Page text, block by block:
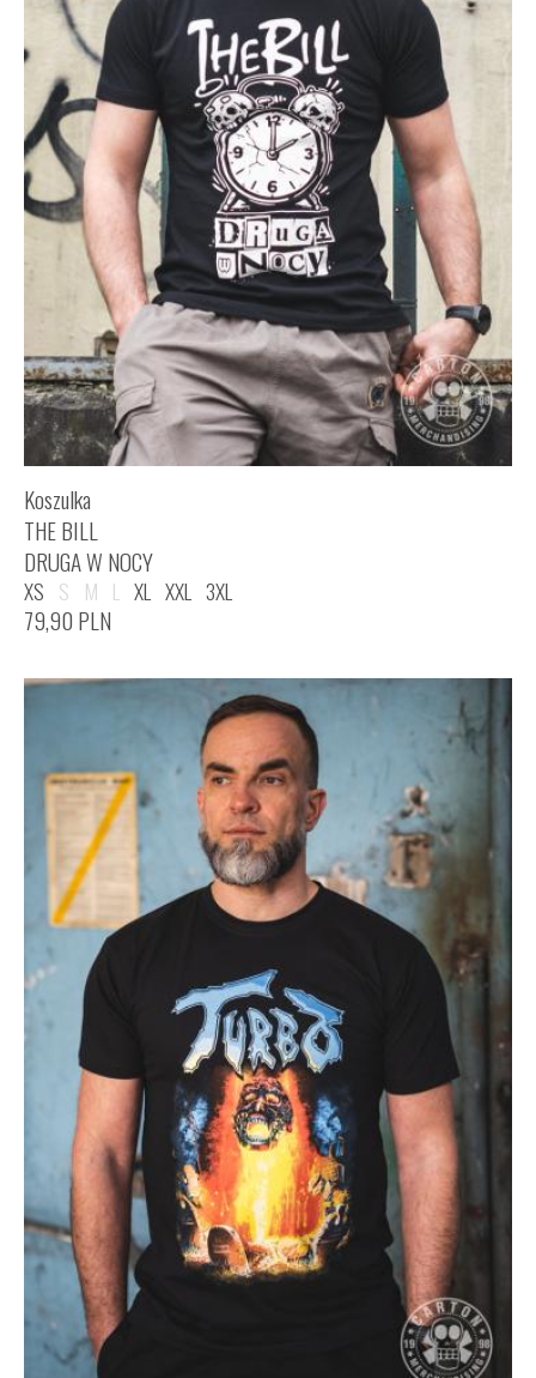
Koszulka
THE BILL
DRUGA W NOCY
XS S M L XL XXL 3XL
79,90 PLN